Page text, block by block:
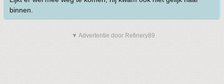
binnen.
▼ Advertentie door Refinery89